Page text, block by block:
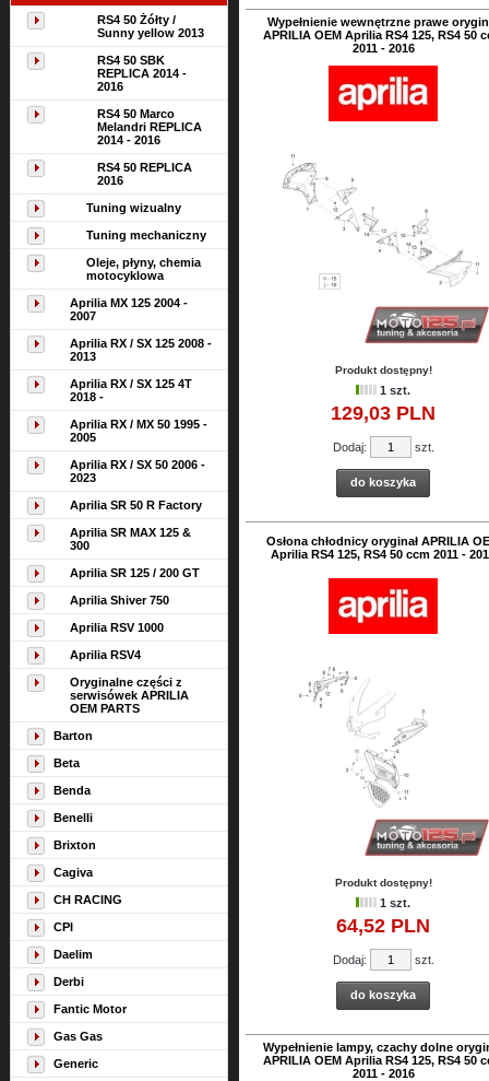
RS4 50 Żółty /
Sunny yellow 2013
RS4 50 SBK
REPLICA 2014 -
2016
RS4 50 Marco
Melandri REPLICA
2014 - 2016
RS4 50 REPLICA
2016
Tuning wizualny
Tuning mechaniczny
Oleje, płyny, chemia
motocyklowa
Aprilia MX 125 2004 -
2007
Aprilia RX / SX 125 2008 -
2013
Aprilia RX / SX 125 4T
2018 -
Aprilia RX / MX 50 1995 -
2005
Aprilia RX / SX 50 2006 -
2023
Aprilia SR 50 R Factory
Aprilia SR MAX 125 &
300
Aprilia SR 125 / 200 GT
Aprilia Shiver 750
Aprilia RSV 1000
Aprilia RSV4
Oryginalne części z
serwisówek APRILIA
OEM PARTS
Barton
Beta
Benda
Benelli
Brixton
Cagiva
CH RACING
CPI
Daelim
Derbi
Fantic Motor
Gas Gas
Generic
Wypełnienie wewnętrzne prawe
APRILIA OEM Aprilia RS4 125, RS4 50
2011 - 2016
Produkt dostępny!
1 szt.
129,03 PLN
Dodaj: szt.
do koszyka
Osłona chłodnicy oryginał APRILIA
Aprilia RS4 125, RS4 50 ccm 2011 -
Produkt dostępny!
1 szt.
64,52 PLN
Dodaj: szt.
do koszyka
Wypełnienie lampy, czachy dolne
APRILIA OEM Aprilia RS4 125, RS4 50
2011 - 2016